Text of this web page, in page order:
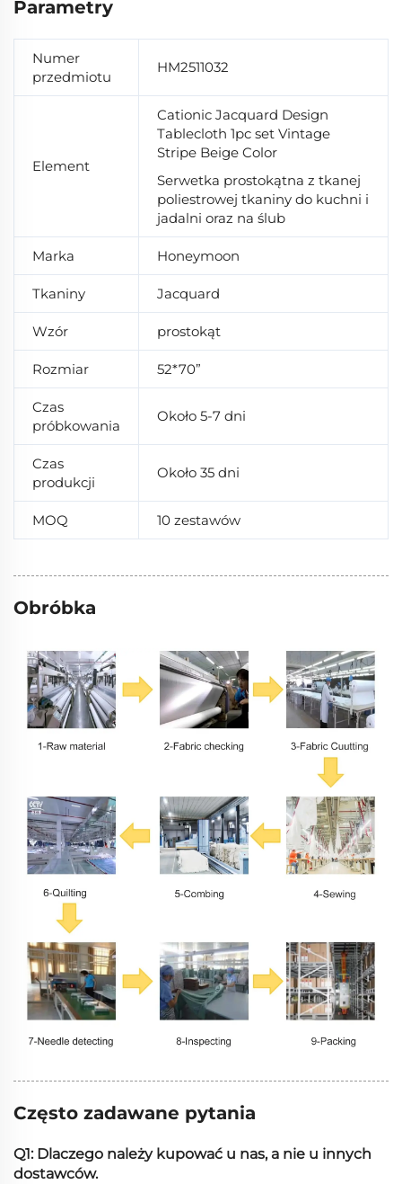
Parametry
Numer
przedmiotu
HM2511032
Element
Cationic Jacquard Design
Tablecloth 1pc set Vintage
Stripe Beige Color
Serwetka prostokątna z tkanej
poliestrowej tkaniny do kuchni i
jadalni oraz na ślub
Marka Honeymoon
Tkaniny Jacquard
Wzór prostokąt
Rozmiar 52*70”
Czas
próbkowania
Około 5-7 dni
Czas
produkcji
Około 35 dni
MOQ 10 zestawów
Obróbka
Często zadawane pytania
Q1: Dlaczego należy kupować u nas, a nie u innych
dostawców.